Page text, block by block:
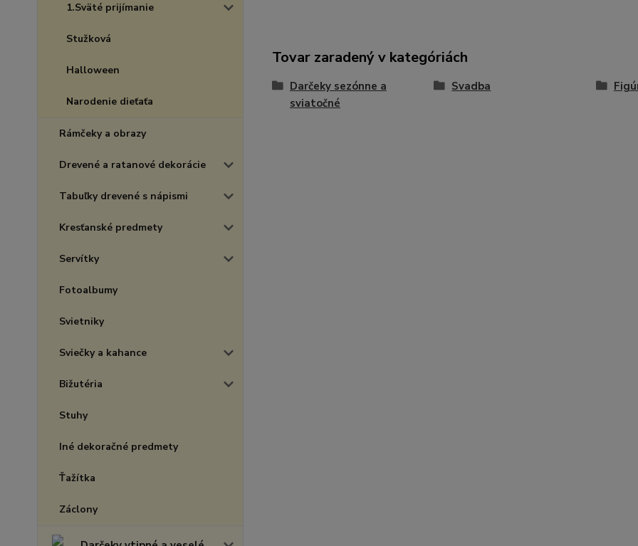
1.Sväté prijímanie
Stužková
Halloween
Narodenie dieťaťa
Rámčeky a obrazy
Drevené a ratanové dekorácie
Tabuľky drevené s nápismi
Kresťanské predmety
Servítky
Fotoalbumy
Svietniky
Sviečky a kahance
Bižutéria
Stuhy
Iné dekoračné predmety
Ťažítka
Záclony
Tovar zaradený v kategóriách
Darčeky sezónne a
sviatočné
Svadba